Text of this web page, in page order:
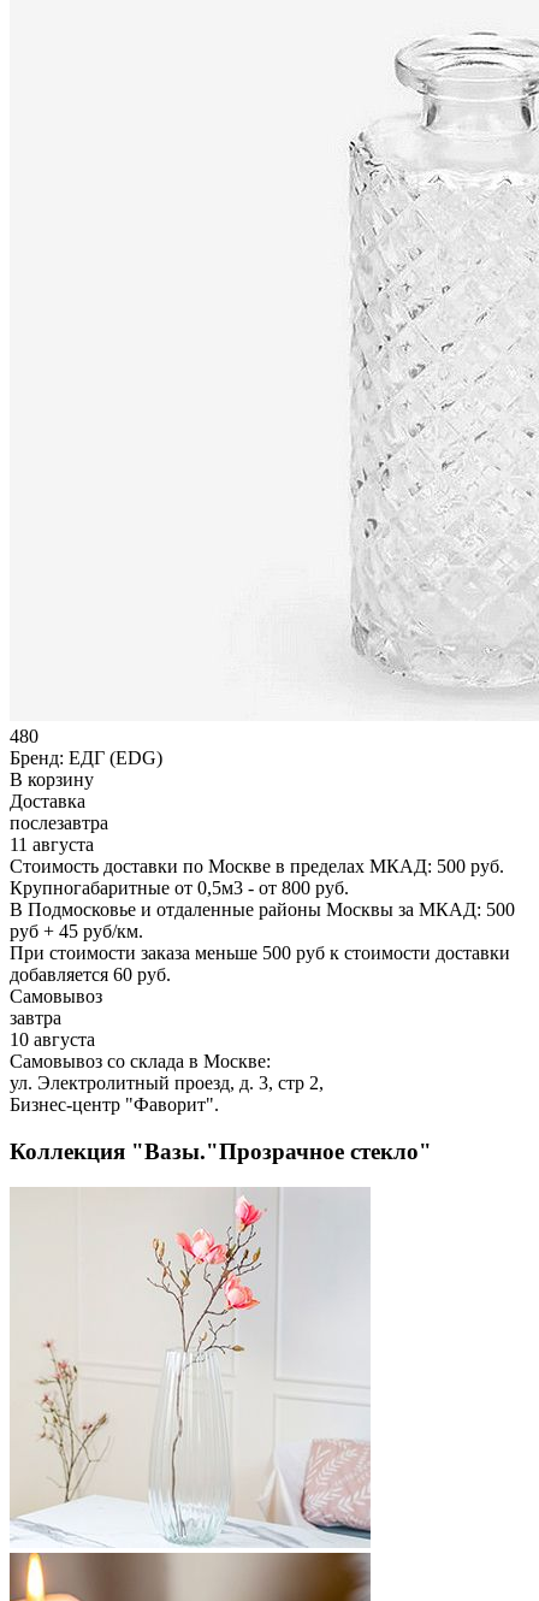
480
Бренд: ЕДГ (EDG)
В корзину
Доставка
послезавтра
11 августа
Стоимость доставки по Москве в пределах МКАД: 500 руб.
Крупногабаритные от 0,5м3 - от 800 руб.
В Подмосковье и отдаленные районы Москвы за МКАД: 500
руб + 45 руб/км.
При стоимости заказа меньше 500 руб к стоимости доставки
добавляется 60 руб.
Самовывоз
завтра
10 августа
Самовывоз со склада в Москве:
ул. Электролитный проезд, д. 3, стр 2,
Бизнес-центр "Фаворит".
Коллекция "Вазы."Прозрачное стекло"